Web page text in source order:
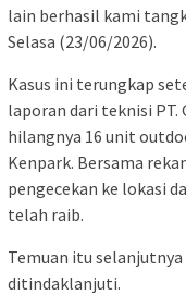
lain berhasil kami
Selasa (23/06/2026).
Kasus ini terungkap
laporan dari teknisi
hilangnya 16 unit
Kenpark. Bersama
pengecekan ke lokasi
telah raib.
Temuan itu
ditindaklanjuti.